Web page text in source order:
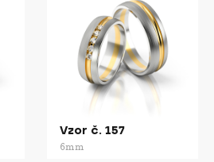
Vzor č. 157
6mm